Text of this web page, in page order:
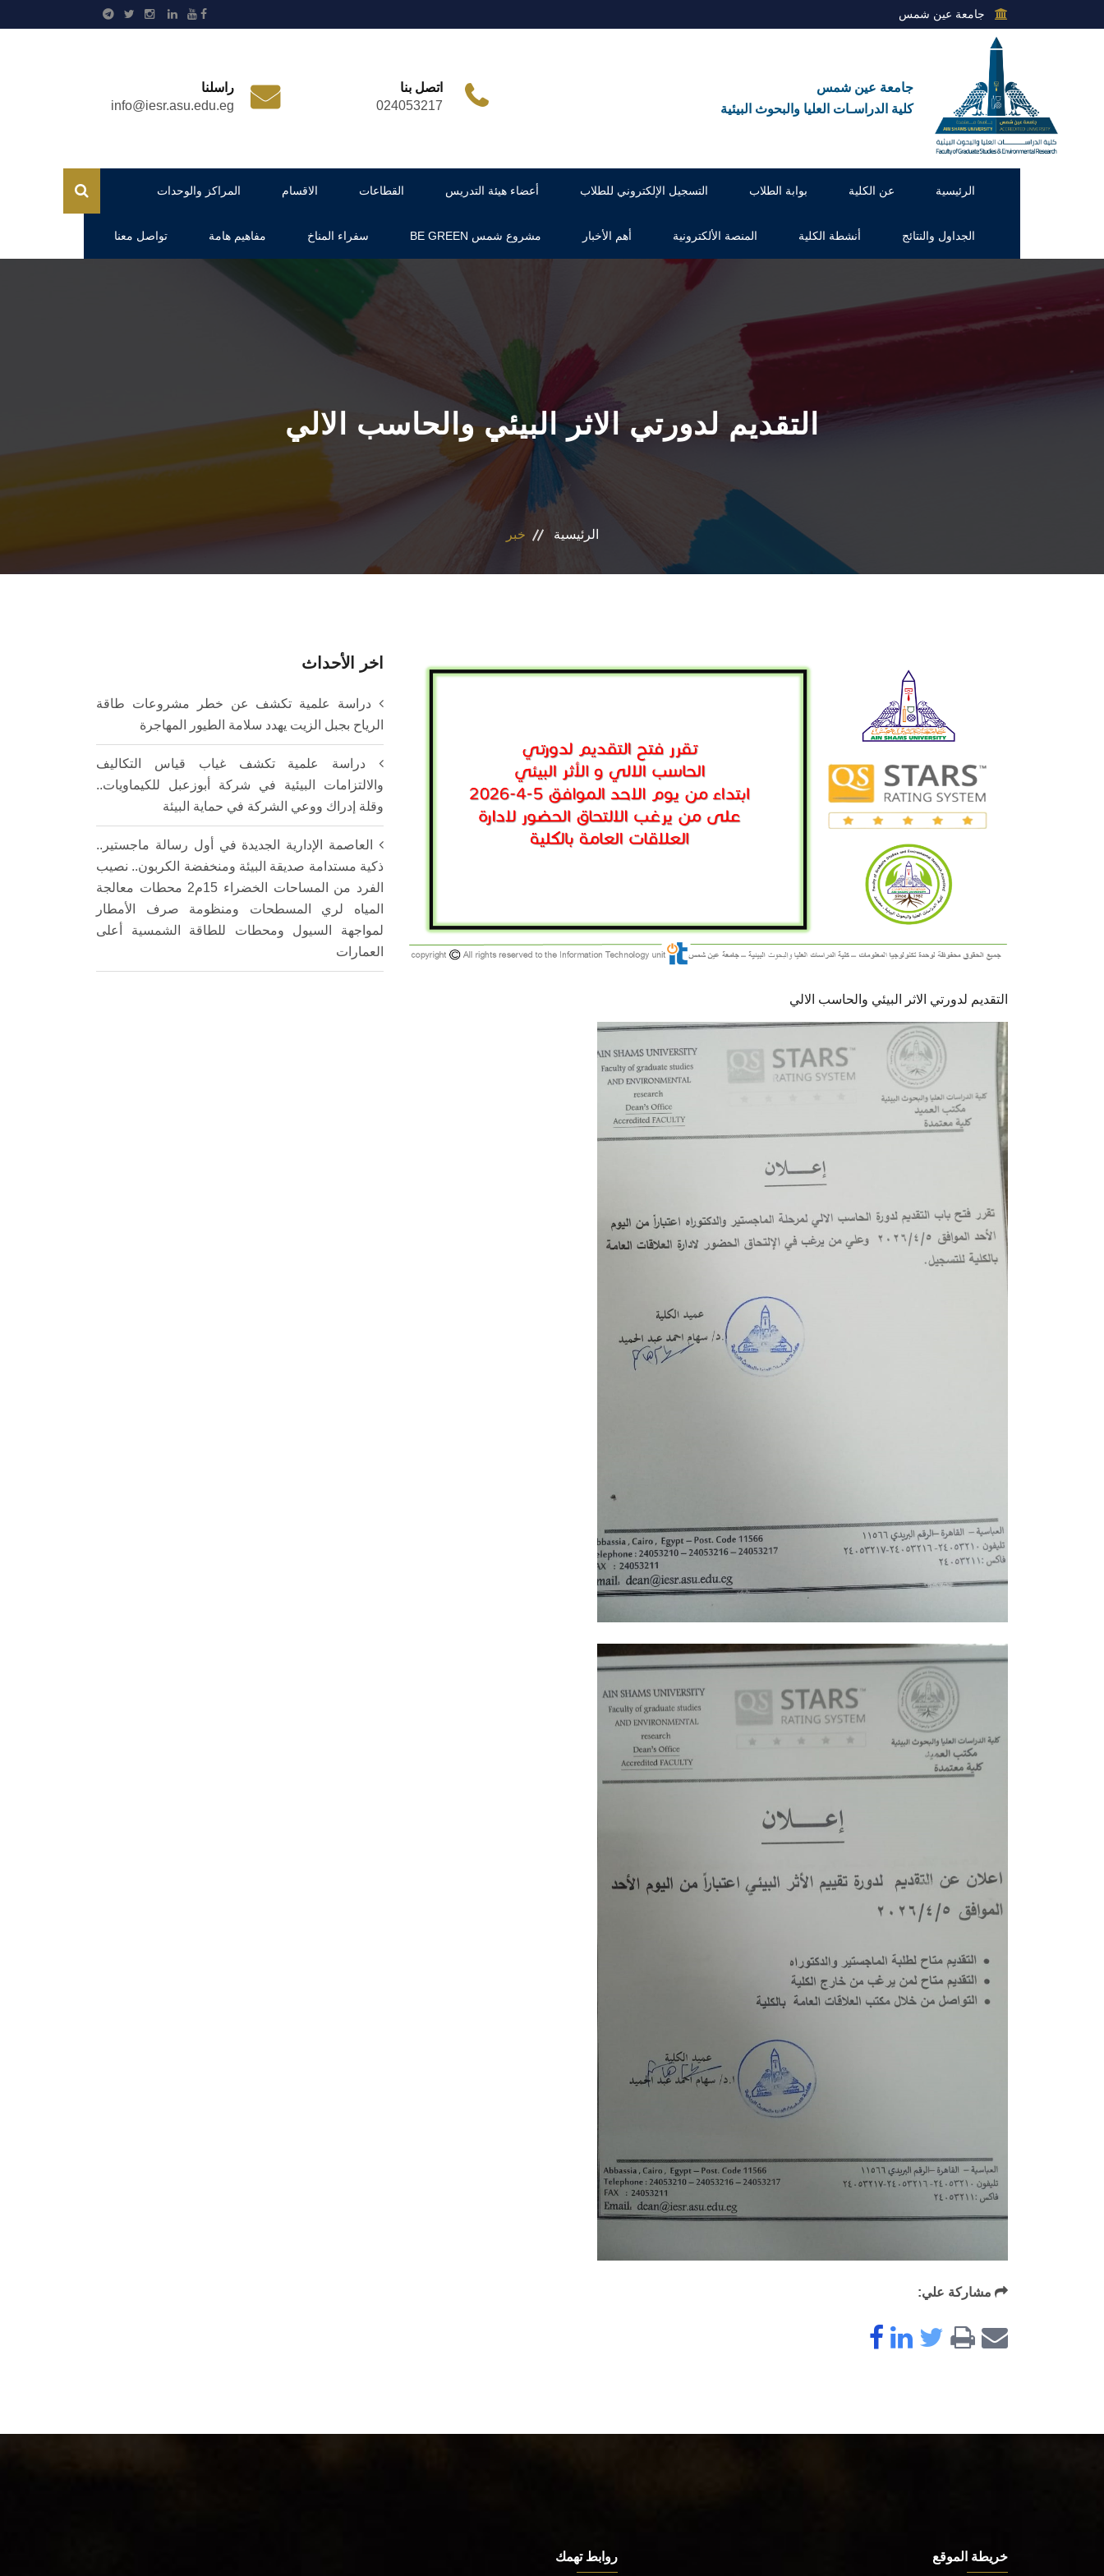
جامعة عين شمس
جامعة عين شمس
كلية الدراسـات العليا والبحوث البيئية
اتصل بنا
024053217
راسلنا
info@iesr.asu.edu.eg
الرئيسية عن الكلية بوابة الطلاب التسجيل الإلكتروني للطلاب أعضاء هيئة التدريس القطاعات الاقسام المراكز والوحدات
الجداول والنتائج أنشطة الكلية المنصة الألكترونية أهم الأخبار مشروع شمس BE GREEN سفراء المناخ مفاهيم هامة تواصل معنا
التقديم لدورتي الاثر البيئي والحاسب الالي
الرئيسية خبر
التقديم لدورتي الاثر البيئي والحاسب الالي
مشاركة علي:
اخر الأحداث
دراسة علمية تكشف عن خطر مشروعات طاقة
الرياح بجبل الزيت يهدد سلامة الطيور المهاجرة
دراسة علمية تكشف غياب قياس التكاليف
والالتزامات البيئية في شركة أبوزعبل للكيماويات..
وقلة إدراك ووعي الشركة في حماية البيئة
العاصمة الإدارية الجديدة في أول رسالة ماجستير..
ذكية مستدامة صديقة البيئة ومنخفضة الكربون.. نصيب
الفرد من المساحات الخضراء 15م2 محطات معالجة
المياه لري المسطحات ومنظومة صرف الأمطار
لمواجهة السيول ومحطات للطاقة الشمسية أعلى
العمارات
خريطة الموقع روابط تهمك